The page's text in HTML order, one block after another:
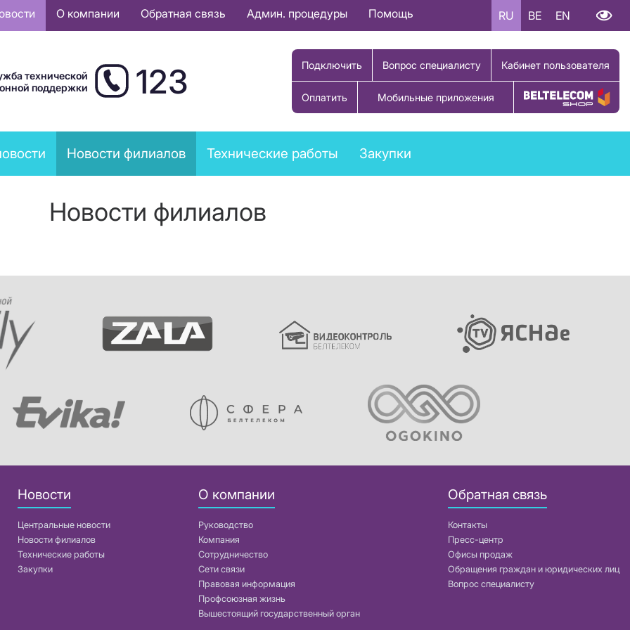
О компании Обратная связь Админ. процедуры Помощь RU BE EN
технической
поддержки
123 Подключить Вопрос специалисту Кабинет пользователя
Оплатить Мобильные приложения Купить товар
Новости филиалов Технические работы Закупки
Новости филиалов
Новости
Центральные новости
Новости филиалов
Технические работы
Закупки
О компании
Руководство
Компания
Сотрудничество
Сети связи
Правовая информация
Профсоюзная жизнь
Вышестоящий государственный орган
Обратная связь
Контакты
Пресс-центр
Офисы продаж
Обращения граждан и юридических лиц
Вопрос специалисту